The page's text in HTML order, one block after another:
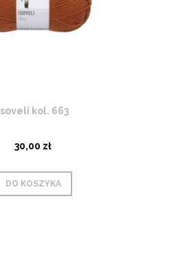
Isoveli kol. 663
30,00 zł
DO KOSZYKA